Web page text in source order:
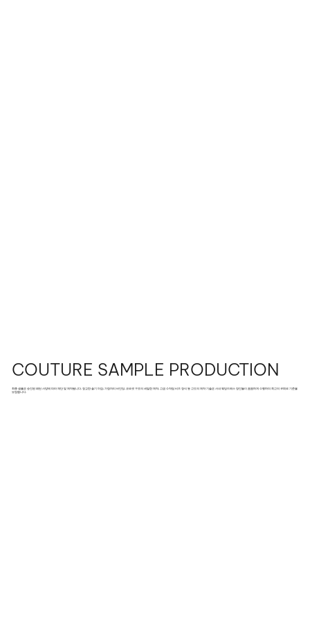
COUTURE SAMPLE PRODUCTION
최종 샘플은 승인된 패턴 사양에 따라 재단 및 제작됩니다. 정교한 솔기 마감, 가장자리 바인딩, 코르셋 구조의 세밀한 제작, 고급 수작업 비즈 장식 등 고도의 제작 기술은 사내 웨딩드레스 장인들이 꼼꼼하게 수행하여 최고의 쿠튀르 기준을
보장합니다.